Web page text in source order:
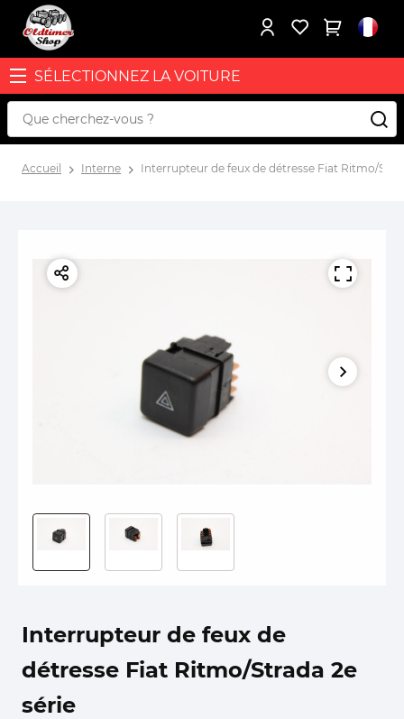
SÉLECTIONNEZ LA VOITURE
Accueil Interne Interrupteur de feux de détresse Fiat Ritmo/
Interrupteur de feux de
détresse Fiat Ritmo/Strada 2e
série